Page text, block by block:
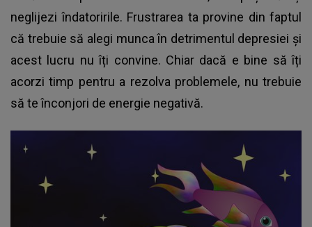
neglijezi îndatoririle. Frustrarea ta provine din faptul
că trebuie să alegi munca în detrimentul depresiei și
acest lucru nu îți convine. Chiar dacă e bine să îți
acorzi timp pentru a rezolva problemele, nu trebuie
să te înconjori de energie negativă.